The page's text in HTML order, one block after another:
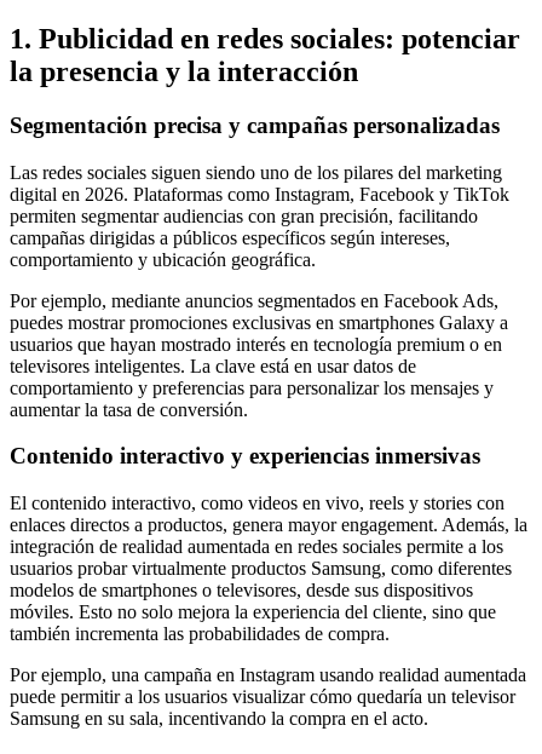
1. Publicidad en redes sociales: potenciar
la presencia y la interacción
Segmentación precisa y campañas personalizadas
Las redes sociales siguen siendo uno de los pilares del marketing
digital en 2026. Plataformas como Instagram, Facebook y TikTok
permiten segmentar audiencias con gran precisión, facilitando
campañas dirigidas a públicos específicos según intereses,
comportamiento y ubicación geográfica.
Por ejemplo, mediante anuncios segmentados en Facebook Ads,
puedes mostrar promociones exclusivas en smartphones Galaxy a
usuarios que hayan mostrado interés en tecnología premium o en
televisores inteligentes. La clave está en usar datos de
comportamiento y preferencias para personalizar los mensajes y
aumentar la tasa de conversión.
Contenido interactivo y experiencias inmersivas
El contenido interactivo, como videos en vivo, reels y stories con
enlaces directos a productos, genera mayor engagement. Además, la
integración de realidad aumentada en redes sociales permite a los
usuarios probar virtualmente productos Samsung, como diferentes
modelos de smartphones o televisores, desde sus dispositivos
móviles. Esto no solo mejora la experiencia del cliente, sino que
también incrementa las probabilidades de compra.
Por ejemplo, una campaña en Instagram usando realidad aumentada
puede permitir a los usuarios visualizar cómo quedaría un televisor
Samsung en su sala, incentivando la compra en el acto.